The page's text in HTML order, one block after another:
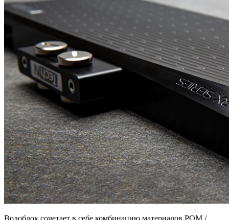
Водоблок сочетает в себе комбинацию материалов POM /